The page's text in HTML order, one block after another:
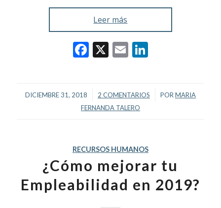
Leer más
Facebook
X EmailLinkedIn
DICIEMBRE 31, 2018
/ 2 COMENTARIOS
/ POR MARIA
FERNANDA TALERO
RECURSOS HUMANOS
¿Cómo mejorar tu
Empleabilidad en 2019?